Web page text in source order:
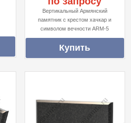
Вертикальный Армянский
памятник с крестом хачкар и
символом вечности ARM-5